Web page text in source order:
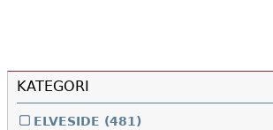
KATEGORI
ELVESIDE (481)